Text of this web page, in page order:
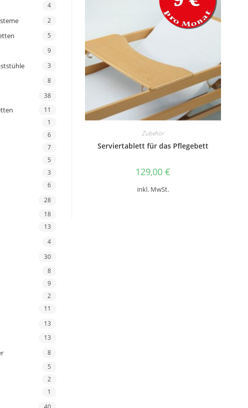
4
2
5
9
3
8
38
11
1
6
7
5
3
6
28
18
13
4
30
8
9
2
11
13
13
8
5
2
1
Zubehör
Serviertablett für das Pflegebett
129,00€
inkl. MwSt.